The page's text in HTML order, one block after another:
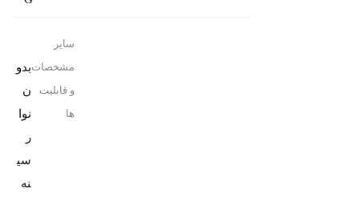
سایر
مشخصات
و قابلیت
ها
بدو
ن
نوا
ر
سی
نه